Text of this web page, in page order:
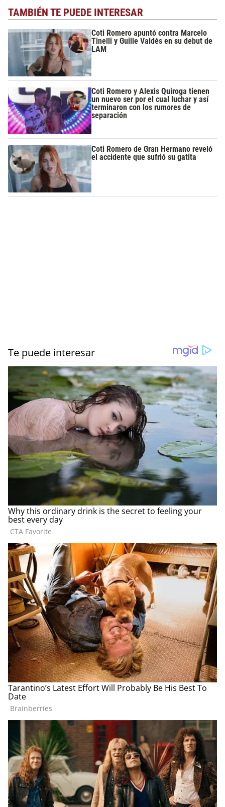
TAMBIÉN TE PUEDE INTERESAR
Coti Romero apuntó contra Marcelo
Tinelli y Guille Valdés en su debut de
LAM
Coti Romero y Alexis Quiroga tienen
un nuevo ser por el cual luchar y así
terminaron con los rumores de
separación
Coti Romero de Gran Hermano reveló
el accidente que sufrió su gatita